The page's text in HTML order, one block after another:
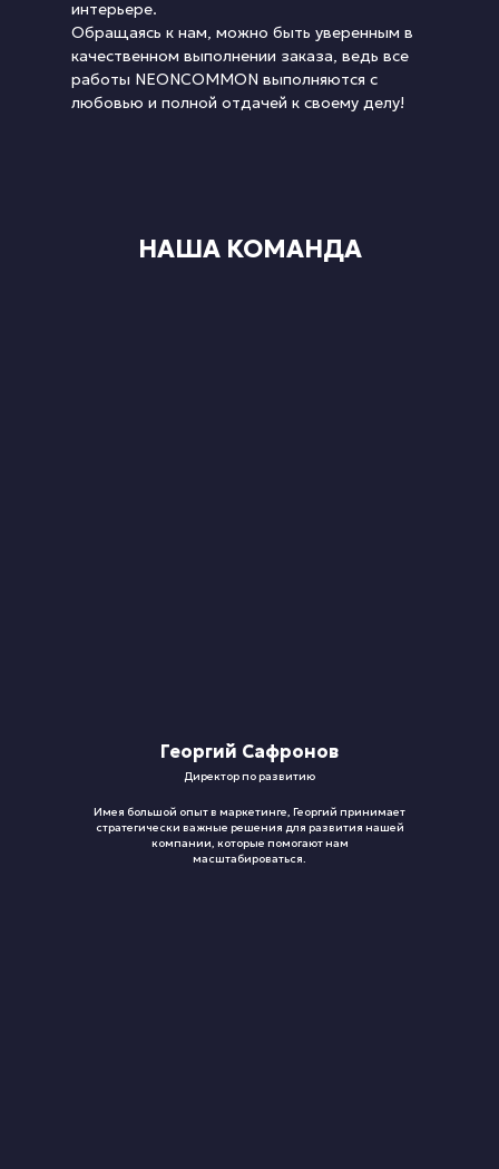
интерьере.
Обращаясь к нам, можно быть уверенным в
качественном выполнении заказа, ведь все
работы NEONCOMMON выполняются с
любовью и полной отдачей к своему делу!
НАША КОМАНДА
Георгий Сафронов
Директор по развитию
Имея большой опыт в маркетинге, Георгий принимает
стратегически важные решения для развития нашей
компании, которые помогают нам
масштабироваться.